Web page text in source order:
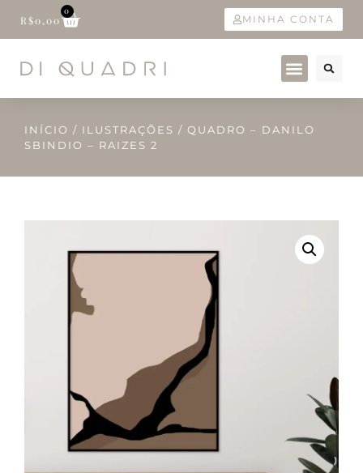
R$0,00
0
MINHA CONTA
INÍCIO / ILUSTRAÇÕES / QUADRO – DANILO
SBINDIO – RAIZES 2